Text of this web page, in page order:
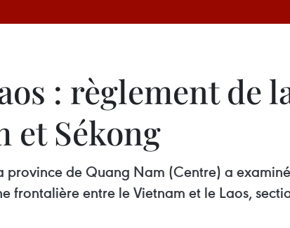
: règlement de
et Sékong
province de Quang Nam (Centre) a
frontalière entre le Vietnam et le Laos,